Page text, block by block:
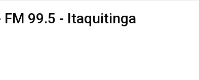
FM 99.5 - Itaquitinga